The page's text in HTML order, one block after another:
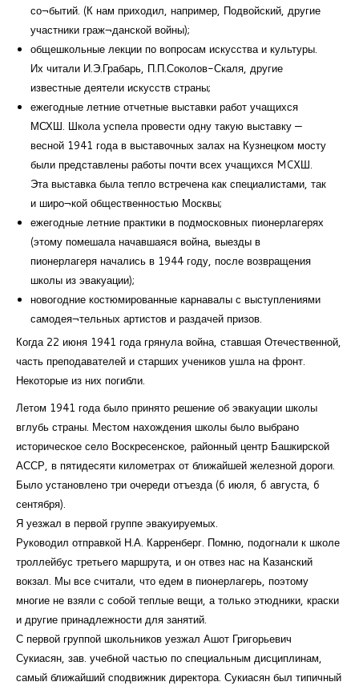
со¬бытий. (К нам приходил, например, Подвойский, другие
участники граж¬данской войны);
общешкольные лекции по вопросам искусства и культуры.
Их читали И.Э.Грабарь, П.П.Соколов-Скаля, другие
известные деятели искусств страны;
ежегодные летние отчетные выставки работ учащихся
МСХШ. Школа успела провести одну такую выставку —
весной 1941 года в выставочных залах на Кузнецком мосту
были представлены работы почти всех учащихся MCXШ.
Эта выставка была тепло встречена как специалистами, так
и широ¬кой общественностью Москвы;
ежегодные летние практики в подмосковных пионерлагерях
(этому помешала начавшаяся война, выезды в
пионерлагеря начались в 1944 году, после возвращения
школы из эвакуации);
новогодние костюмированные карнавалы с выступлениями
самодея¬тельных артистов и раздачей призов.
Когда 22 июня 1941 года грянула война, ставшая Отечественной,
часть преподавателей и старших учеников ушла на фронт.
Некоторые из них погибли.
Летом 1941 года было принято решение об эвакуации школы
вглубь страны. Местом нахождения школы было выбрано
историческое село Воскресенское, районный центр Башкирской
АССР, в пятидесяти километрах от ближайшей железной дороги.
Было установлено три очереди отъезда (6 июля, 6 августа, 6
сентября).
Я уезжал в первой группе эвакуируемых.
Руководил отправкой Н.А. Карренберг. Помню, подогнали к школе
троллейбус третьего маршрута, и он отвез нас на Казанский
вокзал. Мы все считали, что едем в пионерлагерь, поэтому
многие не взяли с собой теплые вещи, а только этюдники, краски
и другие принадлежности для занятий.
С первой группой школьников уезжал Ашот Григорьевич
Сукиасян, зав. учебной частью по специальным дисциплинам,
самый ближайший сподвижник директора. Сукиасян был типичный